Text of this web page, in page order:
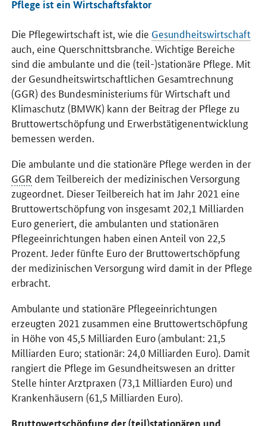
Pflege ist ein Wirtschaftsfaktor
Die Pflegewirtschaft ist, wie die Gesundheitswirtschaft
auch, eine Querschnittsbranche. Wichtige Bereiche
sind die ambulante und die (teil-)stationäre Pflege. Mit
der Gesundheitswirtschaftlichen Gesamtrechnung
(GGR) des Bundesministeriums für Wirtschaft und
Klimaschutz (BMWK) kann der Beitrag der Pflege zu
Bruttowertschöpfung und Erwerbstätigenentwicklung
bemessen werden.
Die ambulante und die stationäre Pflege werden in der
GGR dem Teilbereich der medizinischen Versorgung
zugeordnet. Dieser Teilbereich hat im Jahr 2021 eine
Bruttowertschöpfung von insgesamt 202,1 Milliarden
Euro generiert, die ambulanten und stationären
Pflegeeinrichtungen haben einen Anteil von 22,5
Prozent. Jeder fünfte Euro der Bruttowertschöpfung
der medizinischen Versorgung wird damit in der Pflege
erbracht.
Ambulante und stationäre Pflegeeinrichtungen
erzeugten 2021 zusammen eine Bruttowertschöpfung
in Höhe von 45,5 Milliarden Euro (ambulant: 21,5
Milliarden Euro; stationär: 24,0 Milliarden Euro). Damit
rangiert die Pflege im Gesundheitswesen an dritter
Stelle hinter Arztpraxen (73,1 Milliarden Euro) und
Krankenhäusern (61,5 Milliarden Euro).